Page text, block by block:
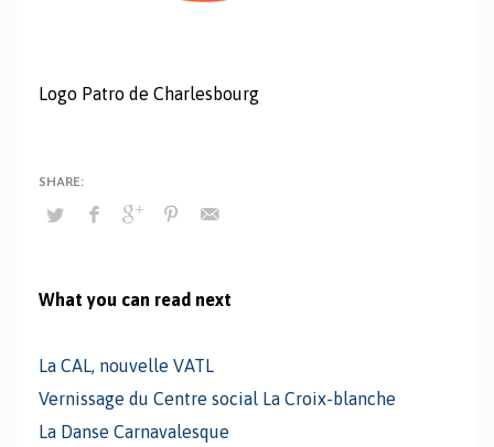
Logo Patro de Charlesbourg
What you can read next
La CAL, nouvelle VATL
Vernissage du Centre social La Croix-blanche
La Danse Carnavalesque